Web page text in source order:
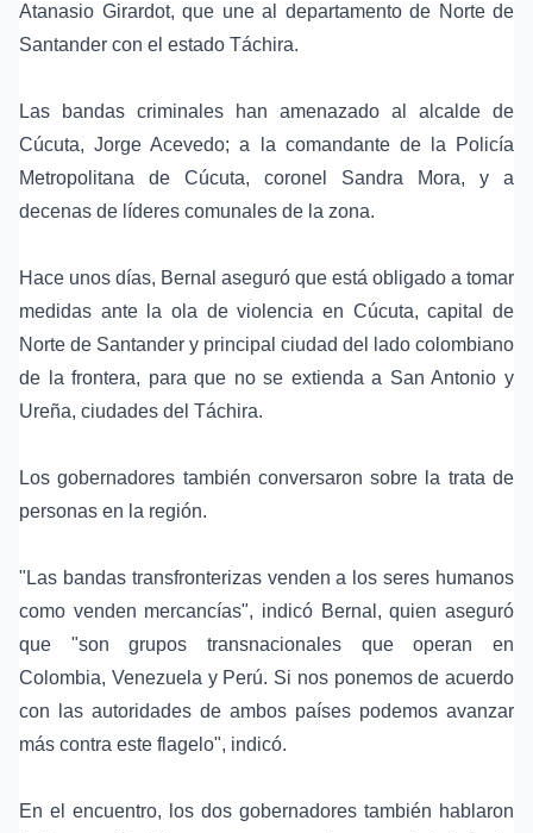
Atanasio Girardot, que une al departamento de Norte de
Santander con el estado Táchira.
Las bandas criminales han amenazado al alcalde de
Cúcuta, Jorge Acevedo; a la comandante de la Policía
Metropolitana de Cúcuta, coronel Sandra Mora, y a
decenas de líderes comunales de la zona.
Hace unos días, Bernal aseguró que está obligado a tomar
medidas ante la ola de violencia en Cúcuta, capital de
Norte de Santander y principal ciudad del lado colombiano
de la frontera, para que no se extienda a San Antonio y
Ureña, ciudades del Táchira.
Los gobernadores también conversaron sobre la trata de
personas en la región.
"Las bandas transfronterizas venden a los seres humanos
como venden mercancías", indicó Bernal, quien aseguró
que "son grupos transnacionales que operan en
Colombia, Venezuela y Perú. Si nos ponemos de acuerdo
con las autoridades de ambos países podemos avanzar
más contra este flagelo", indicó.
En el encuentro, los dos gobernadores también hablaron